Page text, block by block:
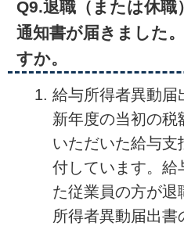
Q9.退職（または休職
通知書が届きました
すか。
給与所得者異動届
新年度の当初の税
いただいた給与支
付しています。給
た従業員の方が退
所得者異動届出書